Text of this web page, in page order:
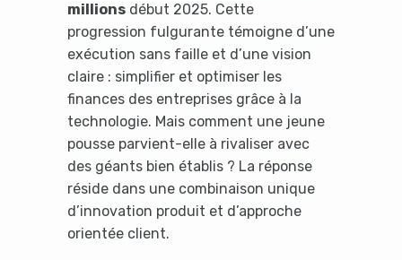
millionsdébut 2025. Cette
progression fulgurante témoigne d’une
exécution sans faille et d’une vision
claire : simplifier et optimiser les
finances des entreprises grâce à la
technologie. Mais comment une jeune
pousse parvient-elle à rivaliser avec
des géants bien établis ? La réponse
réside dans une combinaison unique
d’innovation produit et d’approche
orientée client.